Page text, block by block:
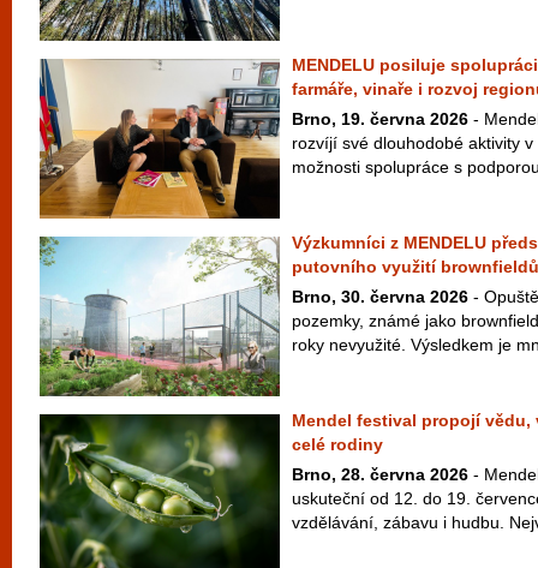
MENDELU posiluje
farmáře, vinaře i rozvoj
Brno, 19. června 2026 -
rozvíjí své dlouhodobé aktivity
možnosti spolupráce s
Výzkumníci z MENDELU
putovního využití brownfieldů
Brno, 30. června 2026 -
pozemky, známé jako
roky nevyužité. Výsledkem je
Mendel festival propojí vědu,
celé rodiny
Brno, 28. června 2026 -
uskuteční od 12. do 19.
vzdělávání, zábavu i hudbu.